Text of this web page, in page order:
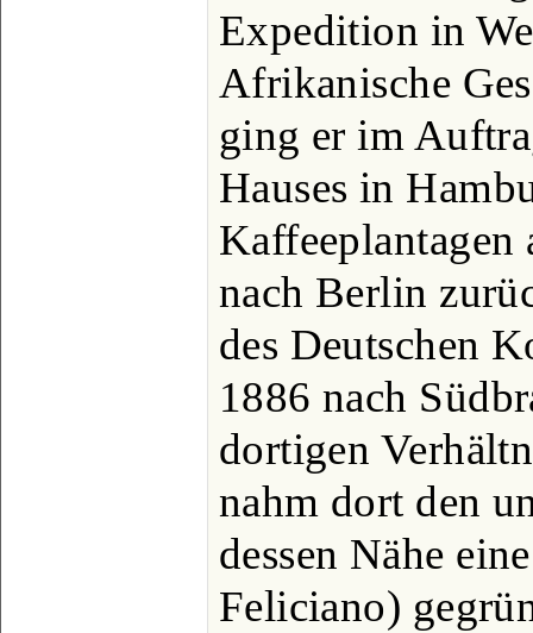
Expedition in
Afrikanische
ging er im
Hauses in
Kaffeeplantagen
nach Berlin
des Deutschen
1886 nach
dortigen
nahm dort den
dessen Nähe
Feliciano)